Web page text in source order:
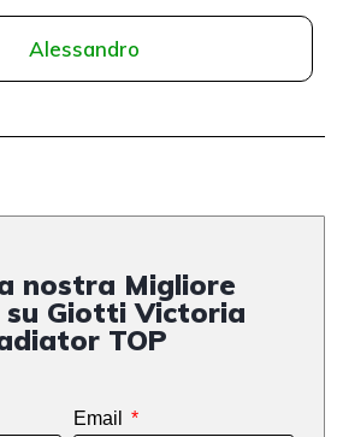
Alessandro
nostra Migliore
Giotti Victoria
TOP
Email